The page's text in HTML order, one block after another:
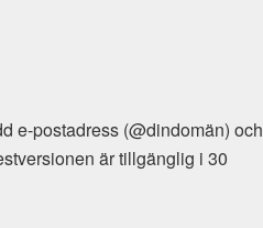
e-postadress (@dindomän) och
är tillgänglig i 30